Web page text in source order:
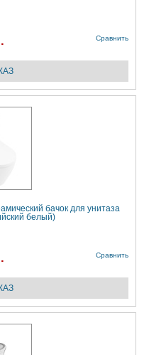
Сравнить
бачок для унитаза
белый)
Сравнить